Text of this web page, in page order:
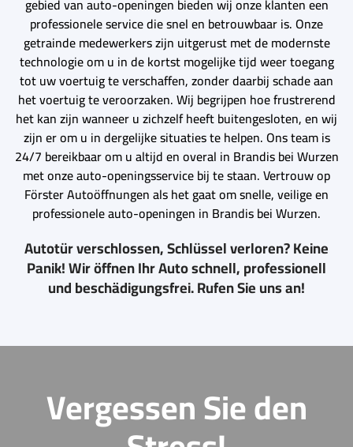
professionele service die snel en betrouwbaar is. Onze
getrainde medewerkers zijn uitgerust met de modernste
technologie om u in de kortst mogelijke tijd weer toegang
tot uw voertuig te verschaffen, zonder daarbij schade aan
het voertuig te veroorzaken. Wij begrijpen hoe frustrerend
het kan zijn wanneer u zichzelf heeft buitengesloten, en wij
zijn er om u in dergelijke situaties te helpen. Ons team is
24/7 bereikbaar om u altijd en overal in Brandis bei Wurzen
met onze auto-openingsservice bij te staan. Vertrouw op
Förster Autoöffnungen als het gaat om snelle, veilige en
professionele auto-openingen in Brandis bei Wurzen.
Autotür verschlossen, Schlüssel verloren? Keine
Panik! Wir öffnen Ihr Auto schnell, professionell
und beschädigungsfrei. Rufen Sie uns an!
Vergessen Sie den